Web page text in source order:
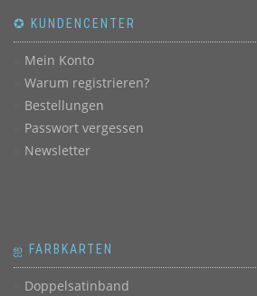
✪ KUNDENCENTER
Mein Konto
Warum registrieren?
Bestellungen
Passwort vergessen
Newsletter
ஐ FARBKARTEN
Doppelsatinband